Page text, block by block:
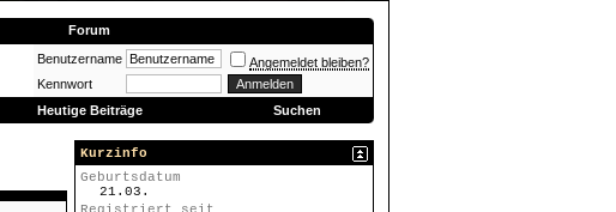
Forum
Benutzername
Angemeldet bleiben?
Kennwort
Heutige Beiträge Suchen
Kurzinfo
Geburtsdatum
21.03.